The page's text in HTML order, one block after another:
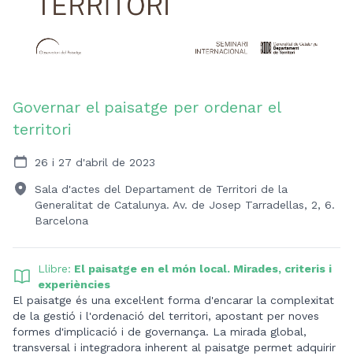
Governar el paisatge per ordenar el
territori
26 i 27 d'abril de 2023
Sala d'actes del Departament de Territori de la
Generalitat de Catalunya. Av. de Josep Tarradellas, 2, 6.
Barcelona
Llibre: El paisatge en el món local. Mirades, criteris i
experiències
El paisatge és una excel·lent forma d'encarar la complexitat
de la gestió i l'ordenació del territori, apostant per noves
formes d'implicació i de governança. La mirada global,
transversal i integradora inherent al paisatge permet adquirir